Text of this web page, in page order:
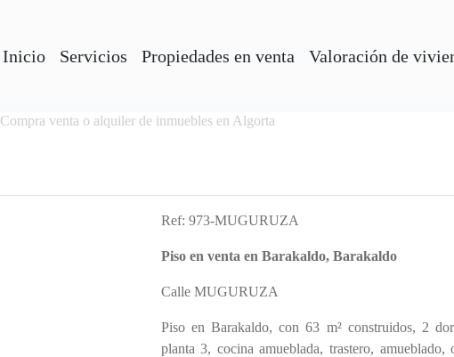
Inicio Servicios Propiedades en venta Valoración de
Compra venta o alquiler de inmuebles en Algorta
Ref: 973-MUGURUZA
Piso en venta en Barakaldo, Barakaldo
Calle MUGURUZA
Piso en Barakaldo, con 63 m² construidos, 2
planta 3, cocina amueblada, trastero,